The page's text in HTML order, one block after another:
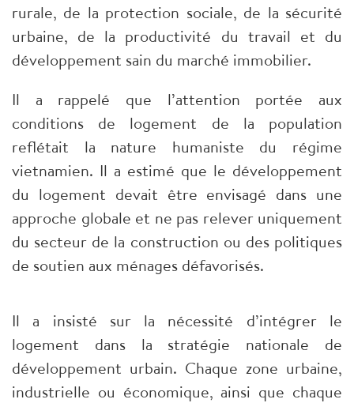
rurale, de la protection sociale, de la sécurité
urbaine, de la productivité du travail et du
développement sain du marché immobilier.
Il a rappelé que l’attention portée aux
conditions de logement de la population
reflétait la nature humaniste du régime
vietnamien. Il a estimé que le développement
du logement devait être envisagé dans une
approche globale et ne pas relever uniquement
du secteur de la construction ou des politiques
de soutien aux ménages défavorisés.
Il a insisté sur la nécessité d’intégrer le
logement dans la stratégie nationale de
développement urbain. Chaque zone urbaine,
industrielle ou économique, ainsi que chaque